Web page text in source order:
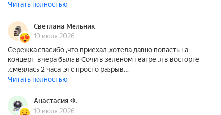
Читать полностью
Светлана Мельник
10 июля 2026
Сережка спасибо ,что приехал ,хотела давно попасть на
концерт ,вчера была в Сочи в зеленом театре ,я в восторге
,смеялась 2 часа ,это просто разрыв…
Читать полностью
Анастасия Ф.
10 июля 2026